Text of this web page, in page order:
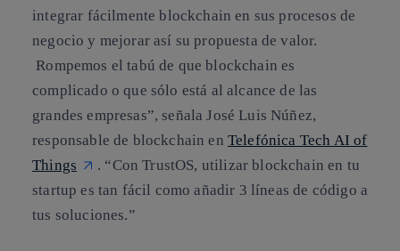
integrar fácilmente blockchain en sus procesos de
negocio y mejorar así su propuesta de valor.
Rompemos el tabú de que blockchain es
complicado o que sólo está al alcance de las
grandes empresas”, señala José Luis Núñez,
responsable de blockchain en Telefónica Tech AI of
Things
. “Con TrustOS, utilizar blockchain en tu
startup es tan fácil como añadir 3 líneas de código a
tus soluciones.”